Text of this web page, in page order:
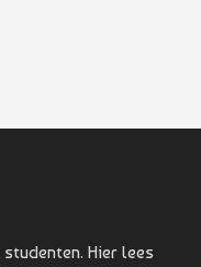
Hier lees